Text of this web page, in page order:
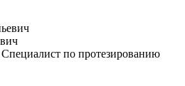
по протезированию